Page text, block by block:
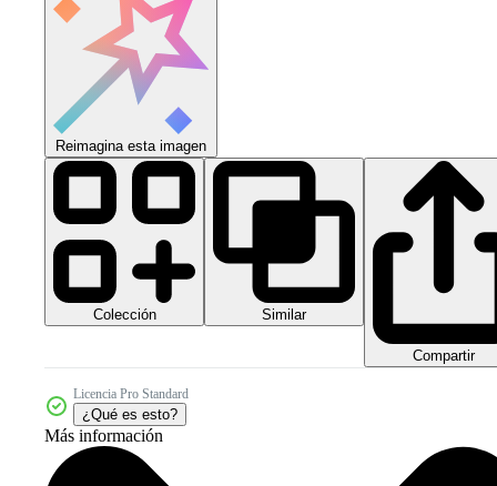
Reimagina esta imagen
Colección Similar
Compartir
Licencia Pro Standard
¿Qué es esto?
Más información